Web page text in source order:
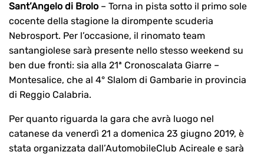
Sant’Angelo di Brolo – Torna in pista sotto il primo sole
cocente della stagione la dirompente scuderia
Nebrosport. Per l’occasione, il rinomato team
santangiolese sarà presente nello stesso weekend su
ben due fronti: sia alla 21ª Cronoscalata Giarre –
Montesalice, che al 4° Slalom di Gambarie in provincia
di Reggio Calabria.
Per quanto riguarda la gara che avrà luogo nel
catanese da venerdì 21 a domenica 23 giugno 2019, è
stata organizzata dall’AutomobileClub Acireale e sarà